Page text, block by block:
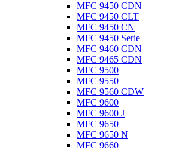
MFC 9450 CDN
MFC 9450 CLT
MFC 9450 CN
MFC 9450 Serie
MFC 9460 CDN
MFC 9465 CDN
MFC 9500
MFC 9550
MFC 9560 CDW
MFC 9600
MFC 9600 J
MFC 9650
MFC 9650 N
MFC 9660